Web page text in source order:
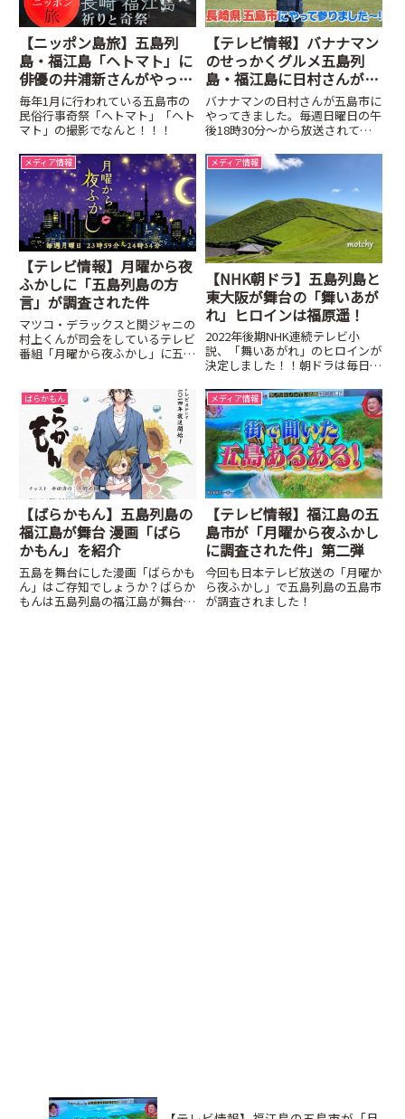
【ニッポン島旅】五島列
島・福江島「ヘトマト」に
俳優の井浦新さんがやって
来た！！
毎年1月に行われている五島市の
民俗行事奇祭「ヘトマト」「ヘト
マト」の撮影でなんと！！！
【テレビ情報】バナナマン
のせっかくグルメ五島列
島・福江島に日村さんがや
って来た
バナナマンの日村さんが五島市に
やってきました。毎週日曜日の午
後18時30分～から放送されてい
っかくグルメ！！」で福江島に日
村さんが来られました。
メディア情報
【テレビ情報】月曜から夜
ふかしに「五島列島の方
言」が調査された件
マツコ・デラックスと関ジャニの
村上くんが司会をしているテレビ
番組「月曜から夜ふかし」に五島
メディア情報
【NHK朝ドラ】五島列島と
東大阪が舞台の「舞いあが
れ」ヒロインは福原遥！
2022年後期NHK連続テレビ小
説、「舞いあがれ」のヒロインが
決定しました！！朝ドラは毎日み
阪と五島列島が舞台と聞いた時に
は地元としてはとても嬉しいで
す。
ばらかもん
【ばらかもん】五島列島の
福江島が舞台 漫画「ばら
かもん」を紹介
五島を舞台にした漫画「ばらかも
ん」はご存知でしょうか？ばらか
もんは五島列島の福江島が舞台に
メディア情報
【テレビ情報】福江島の五
島市が「月曜から夜ふかし
に調査された件」第二弾
今回も日本テレビ放送の「月曜か
ら夜ふかし」で五島列島の五島市
が調査されました！